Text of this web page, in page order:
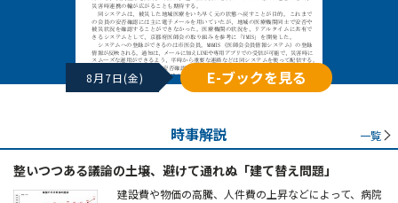
8月7日(金) E-ブックを見る
時事解説 一覧
整いつつある議論の土壌、避けて通れぬ「建て替え問題」
建設費や物価の高騰、人件費の上昇などによって、病院